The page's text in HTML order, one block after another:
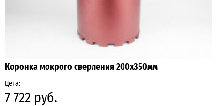
Коронка мокрого сверления 200х350мм
Цена:
7 722 руб.